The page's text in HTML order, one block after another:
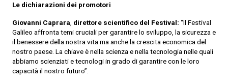
Le dichiarazioni dei promotori
Giovanni Caprara, direttore scientifico del Festival: “Il Festival
Galileo affronta temi cruciali per garantire lo sviluppo, la sicurezza e
il benessere della nostra vita ma anche la crescita economica del
nostro paese. La chiave è nella scienza e nella tecnologia nelle quali
abbiamo scienziati e tecnologi in grado di garantire con le loro
capacità il nostro futuro”.